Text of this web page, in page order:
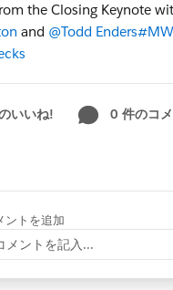
the Closing Keynote
and @Todd Enders
いいね!
0 件のコ
ントを追加
メントを記入...